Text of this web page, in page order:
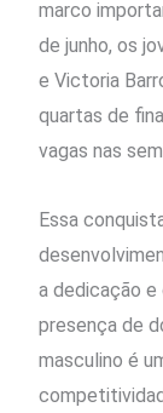
marco
de junho, os
e Victoria
quartas de
vagas nas
Essa
a dedicação
presença de
masculino é